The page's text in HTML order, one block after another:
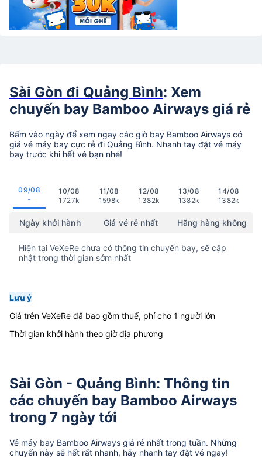
Sài Gòn đi Quảng Bình: Xem
chuyến bay Bamboo Airways giá rẻ
Bấm vào ngày để xem ngay các giờ bay Bamboo Airways có
giá vé máy bay cực rẻ đi Quảng Bình. Nhanh tay đặt vé máy
bay trước khi hết vé bạn nhé!
09/08
-
10/08
1727k
11/08
1598k
12/08
1382k
13/08
1382k
14/08
1382k
Ngày khởi hành Giá vé rẻ nhất Hãng hàng không
Hiện tại VeXeRe chưa có thông tin chuyến bay, sẽ cập
nhật trong thời gian sớm nhất
Lưu ý
Giá trên VeXeRe đã bao gồm thuế, phí cho 1 người lớn
Thời gian khởi hành theo giờ địa phương
Sài Gòn - Quảng Bình: Thông tin
các chuyến bay Bamboo Airways
trong 7 ngày tới
Vé máy bay Bamboo Airways giá rẻ nhất trong tuần. Những
chuyến này sẽ hết rất nhanh, hãy nhanh tay đặt vé ngay!